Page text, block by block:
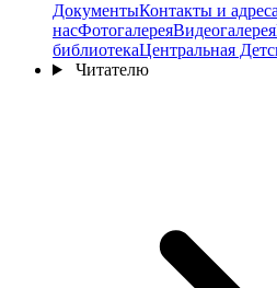
ДокументыКонтакты и адреса
насФотогалереяВидеогалерея
библиотекаЦентральная
Читателю